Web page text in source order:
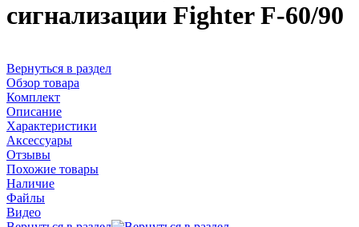
сигнализации Fighter F-60/90
Вернуться в раздел
Обзор товара
Комплект
Описание
Характеристики
Аксессуары
Отзывы
Похожие товары
Наличие
Файлы
Видео